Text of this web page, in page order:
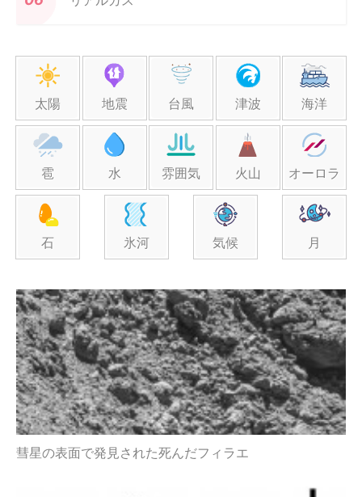
太陽 地震 台風 津波 海洋
雹 水 雰囲気 火山 オーロラ
石 氷河 気候 月
彗星の表面で発見された死んだフィラエ